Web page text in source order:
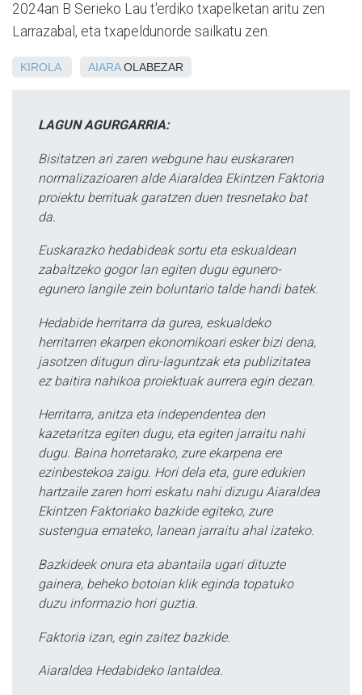
2024an B Serieko Lau t'erdiko txapelketan aritu zen
Larrazabal, eta txapeldunorde sailkatu zen.
KIROLA AIARAOLABEZAR
LAGUN AGURGARRIA:
Bisitatzen ari zaren webgune hau euskararen
normalizazioaren alde Aiaraldea Ekintzen Faktoria
proiektu berrituak garatzen duen tresnetako bat
da.
Euskarazko hedabideak sortu eta eskualdean
zabaltzeko gogor lan egiten dugu egunero-
egunero langile zein boluntario talde handi batek.
Hedabide herritarra da gurea, eskualdeko
herritarren ekarpen ekonomikoari esker bizi dena,
jasotzen ditugun diru-laguntzak eta publizitatea
ez baitira nahikoa proiektuak aurrera egin dezan.
Herritarra, anitza eta independentea den
kazetaritza egiten dugu, eta egiten jarraitu nahi
dugu. Baina horretarako, zure ekarpena ere
ezinbestekoa zaigu. Hori dela eta, gure edukien
hartzaile zaren horri eskatu nahi dizugu Aiaraldea
Ekintzen Faktoriako bazkide egiteko, zure
sustengua emateko, lanean jarraitu ahal izateko.
Bazkideek onura eta abantaila ugari dituzte
gainera, beheko botoian klik eginda topatuko
duzu informazio hori guztia.
Faktoria izan, egin zaitez bazkide.
Aiaraldea Hedabideko lantaldea.